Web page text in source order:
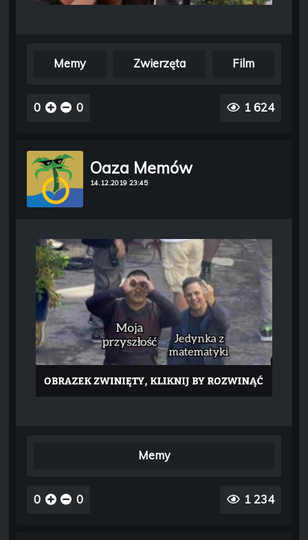
Memy Zwierzęta Film
0 0 1 624
Oaza Memów
14.12.2019 23:45
Memy
0 0 1 234